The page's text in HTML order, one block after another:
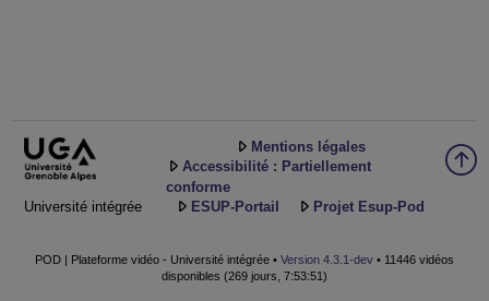
Université intégrée
Mentions légales
Accessibilité : Partiellement
conforme
ESUP-Portail
Projet Esup-Pod
POD | Plateforme vidéo - Université intégrée • Version 4.3.1-dev • 11446 vidéos
disponibles (269 jours, 7:53:51)